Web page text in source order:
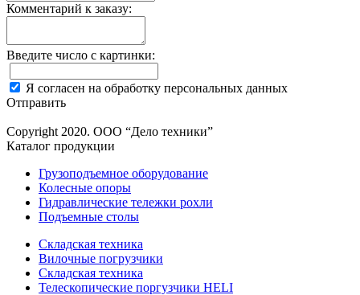
Комментарий к заказу:
Введите число с картинки:
Я согласен на обработку персональных данных
Отправить
Copyright 2020. ООО “Дело техники”
Каталог продукции
Грузоподъемное оборудование
Колесные опоры
Гидравлические тележки рохли
Подъемные столы
Складская техника
Вилочные погрузчики
Складская техника
Телескопические поргузчики HELI